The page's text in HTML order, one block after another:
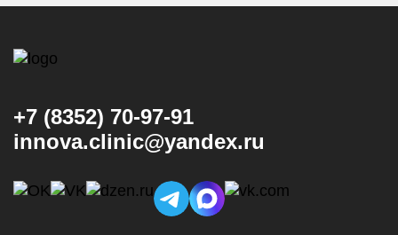
+7 (8352) 70-97-91
innova.clinic@yandex.ru